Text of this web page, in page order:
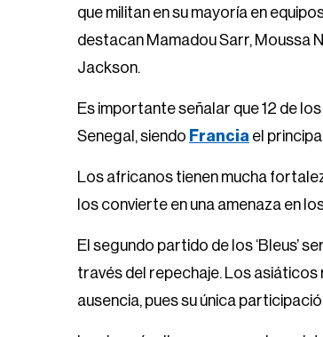
que militan en su mayoría en
destacan Mamadou Sarr, Moussa
Jackson.
Es importante señalar que 12 de
Senegal, siendo Francia el
Los africanos tienen mucha
los convierte en una amenaza en
El segundo partido de los ‘Bleus’
través del repechaje. Los asiáticos
ausencia, pues su única